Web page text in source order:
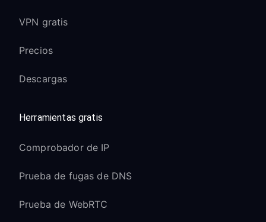
VPN gratis
Precios
Descargas
Herramientas gratis
Comprobador de IP
Prueba de fugas de DNS
Prueba de WebRTC